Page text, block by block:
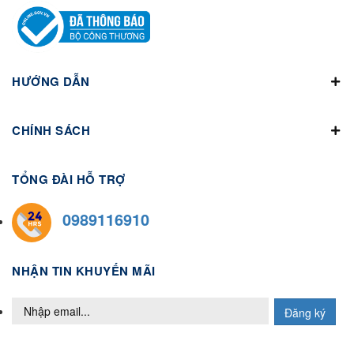
HƯỚNG DẪN
CHÍNH SÁCH
TỔNG ĐÀI HỖ TRỢ
0989116910
NHẬN TIN KHUYẾN MÃI
Đăng ký